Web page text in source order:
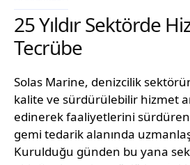
25 Yıldır Sektörde
Tecrübe
Solas Marine, denizcilik
kalite ve sürdürülebilir hizmet
edinerek faaliyetlerini
gemi tedarik alanında
Kurulduğu günden bu yana